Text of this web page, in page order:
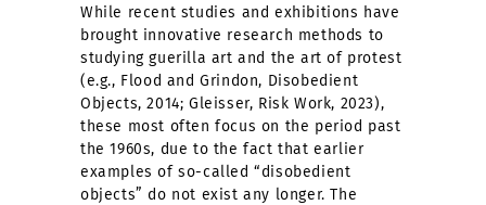
While recent studies and exhibitions have
brought innovative research methods to
studying guerilla art and the art of protest
(e.g., Flood and Grindon, Disobedient
Objects, 2014; Gleisser, Risk Work, 2023),
these most often focus on the period past
the 1960s, due to the fact that earlier
examples of so-called “disobedient
objects” do not exist any longer. The